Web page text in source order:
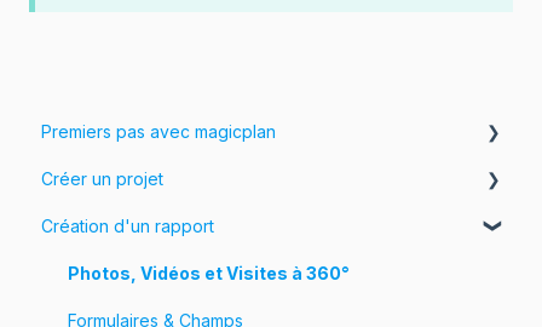
Premiers pas avec magicplan
Introduction à magicplan
Commencer
Créer un projet
Créer un plan d'étage
Assembler et modifier un plan d'étage
Ajouter des objets et des objets personnalisés
Création d'un rapport
Photos, Vidéos et Visites à 360°
Formulaires & Champs